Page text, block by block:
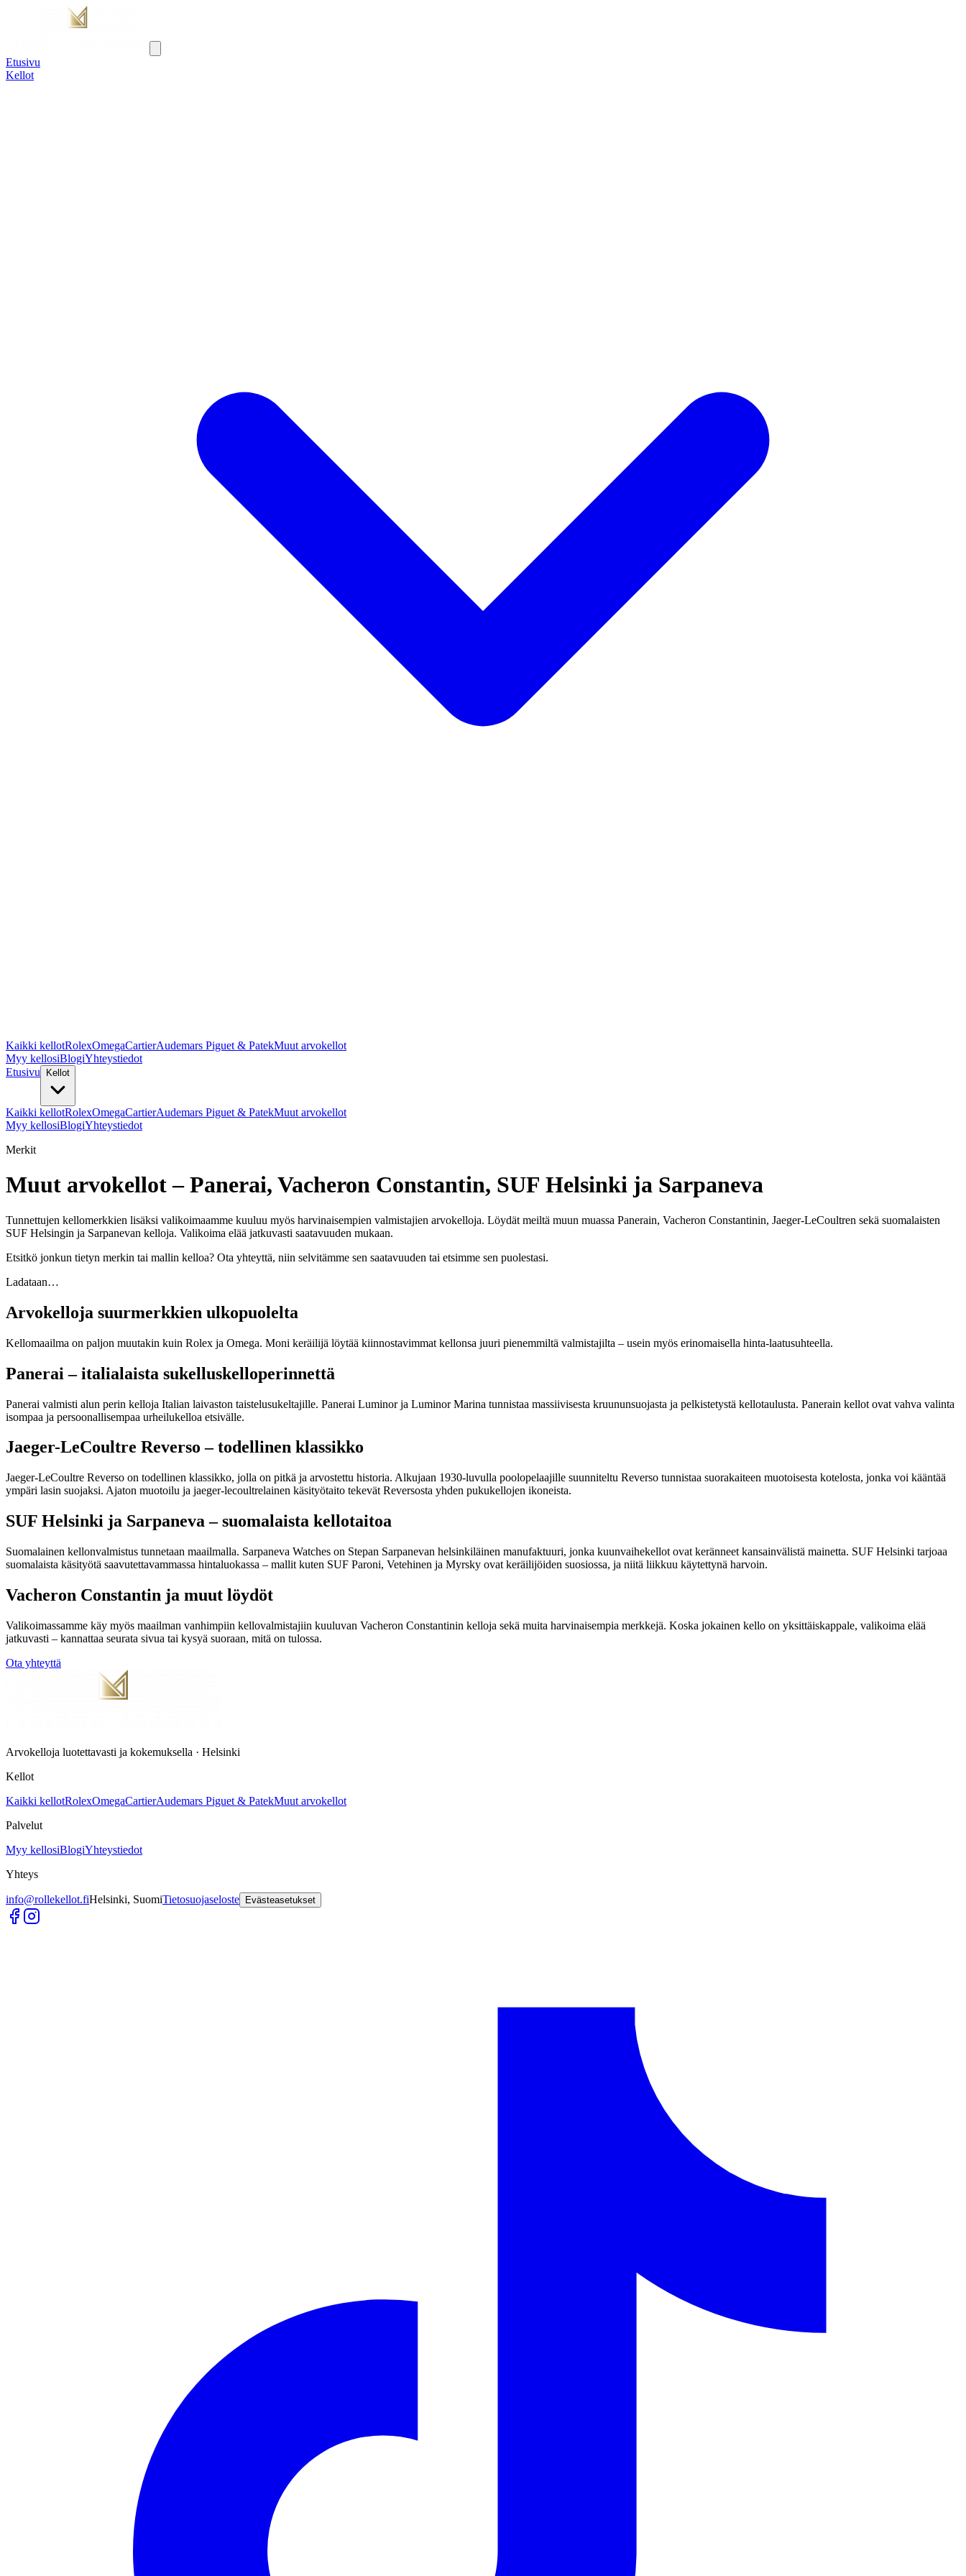
Etusivu
Kellot
Kaikki kellotRolexOmegaCartierAudemars Piguet & PatekMuut arvokellot
Myy kellosiBlogiYhteystiedot
Etusivu
Kellot
Kaikki kellotRolexOmegaCartierAudemars Piguet & PatekMuut arvokellot
Myy kellosiBlogiYhteystiedot
Merkit
Muut arvokellot – Panerai, Vacheron Constantin, SUF Helsinki ja Sarpaneva
Tunnettujen kellomerkkien lisäksi valikoimaamme kuuluu myös harvinaisempien valmistajien arvokelloja. Löydät meiltä muun muassa Panerain, Vacheron Constantinin, Jaeger-LeCoultren sekä suomalaisten
SUF Helsingin ja Sarpanevan kelloja. Valikoima elää jatkuvasti saatavuuden mukaan.
Etsitkö jonkun tietyn merkin tai mallin kelloa? Ota yhteyttä, niin selvitämme sen saatavuuden tai etsimme sen puolestasi.
Ladataan…
Arvokelloja suurmerkkien ulkopuolelta
Kellomaailma on paljon muutakin kuin Rolex ja Omega. Moni keräilijä löytää kiinnostavimmat kellonsa juuri pienemmiltä valmistajilta – usein myös erinomaisella hinta-laatusuhteella.
Panerai – italialaista sukelluskelloperinnettä
Panerai valmisti alun perin kelloja Italian laivaston taistelusukeltajille. Panerai Luminor ja Luminor Marina tunnistaa massiivisesta kruununsuojasta ja pelkistetystä kellotaulusta. Panerain kellot ovat vahva valinta
isompaa ja persoonallisempaa urheilukelloa etsivälle.
Jaeger-LeCoultre Reverso – todellinen klassikko
Jaeger-LeCoultre Reverso on todellinen klassikko, jolla on pitkä ja arvostettu historia. Alkujaan 1930-luvulla poolopelaajille suunniteltu Reverso tunnistaa suorakaiteen muotoisesta kotelosta, jonka voi kääntää
ympäri lasin suojaksi. Ajaton muotoilu ja jaeger-lecoultrelainen käsityötaito tekevät Reversosta yhden pukukellojen ikoneista.
SUF Helsinki ja Sarpaneva – suomalaista kellotaitoa
Suomalainen kellonvalmistus tunnetaan maailmalla. Sarpaneva Watches on Stepan Sarpanevan helsinkiläinen manufaktuuri, jonka kuunvaihekellot ovat keränneet kansainvälistä mainetta. SUF Helsinki tarjoaa
suomalaista käsityötä saavutettavammassa hintaluokassa – mallit kuten SUF Paroni, Vetehinen ja Myrsky ovat keräilijöiden suosiossa, ja niitä liikkuu käytettynä harvoin.
Vacheron Constantin ja muut löydöt
Valikoimassamme käy myös maailman vanhimpiin kellovalmistajiin kuuluvan Vacheron Constantinin kelloja sekä muita harvinaisempia merkkejä. Koska jokainen kello on yksittäiskappale, valikoima elää
jatkuvasti – kannattaa seurata sivua tai kysyä suoraan, mitä on tulossa.
Ota yhteyttä
Arvokelloja luotettavasti ja kokemuksella · Helsinki
Kellot
Kaikki kellotRolexOmegaCartierAudemars Piguet & PatekMuut arvokellot
Palvelut
Myy kellosiBlogiYhteystiedot
Yhteys
info@rollekellot.fiHelsinki, SuomiTietosuojaseloste Evästeasetukset